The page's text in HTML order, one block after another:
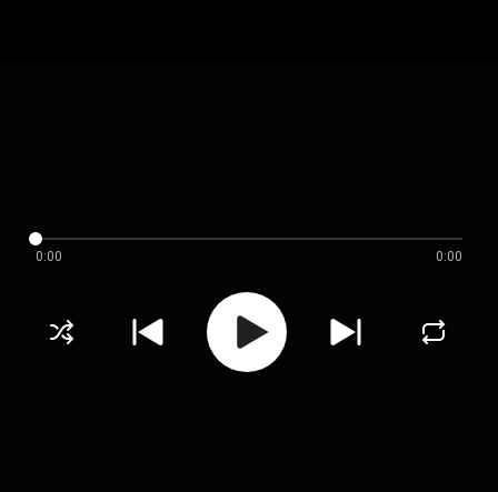
0:00 0:00